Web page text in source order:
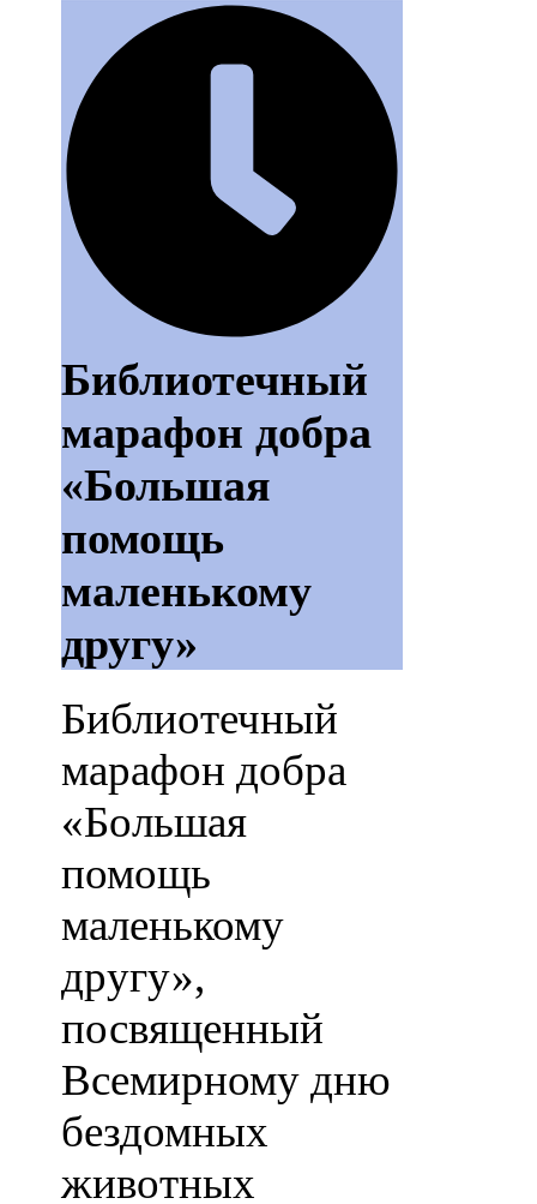
Библиотечный
марафон добра
«Большая
помощь
маленькому
другу»
Библиотечный
марафон добра
«Большая
помощь
маленькому
другу»,
посвященный
Всемирному дню
бездомных
животных